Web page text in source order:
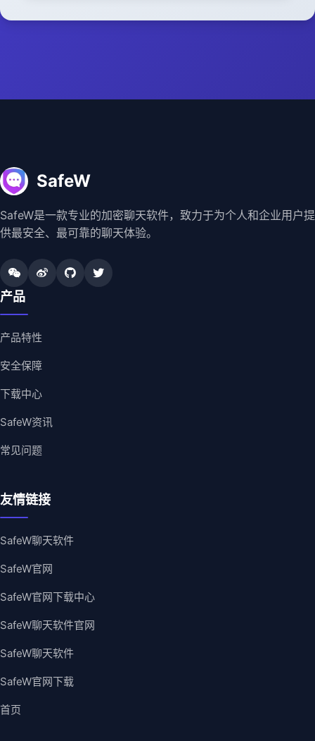
SafeW
SafeW是一款专业的加密聊天软件，致力于为个人和企业用户提
供最安全、最可靠的聊天体验。
产品
产品特性
安全保障
下载中心
SafeW资讯
常见问题
友情链接
SafeW聊天软件
SafeW官网
SafeW官网下载中心
SafeW聊天软件官网
SafeW聊天软件
SafeW官网下载
首页